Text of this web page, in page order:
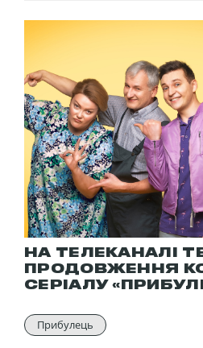
НА ТЕЛЕКАНАЛІ
ПРОДОВЖЕННЯ
СЕРІАЛУ
Прибулець